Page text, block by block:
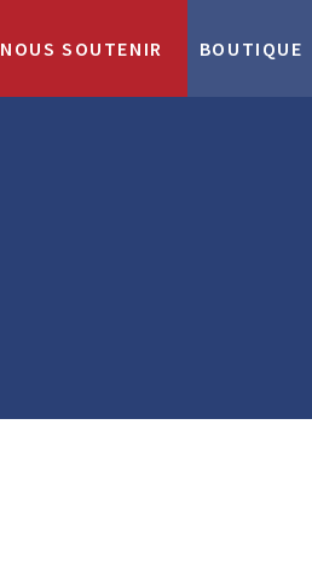
NOUS SOUTENIR BOUTIQUE